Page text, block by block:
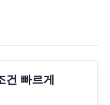
건 빠르게